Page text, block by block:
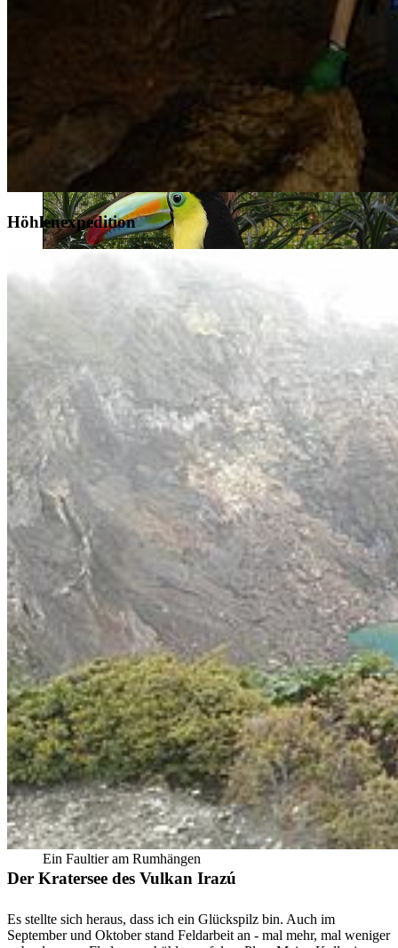
Höhlenexpedition
Der Kratersee des Vulkan Irazú
Einer der farbenprächtigsten Vögel Costa Ricas - der
Tukan
Ein Faultier am Rumhängen
Es stellte sich heraus, dass ich ein Glückspilz bin. Auch im
September und Oktober stand Feldarbeit an - mal mehr, mal weniger